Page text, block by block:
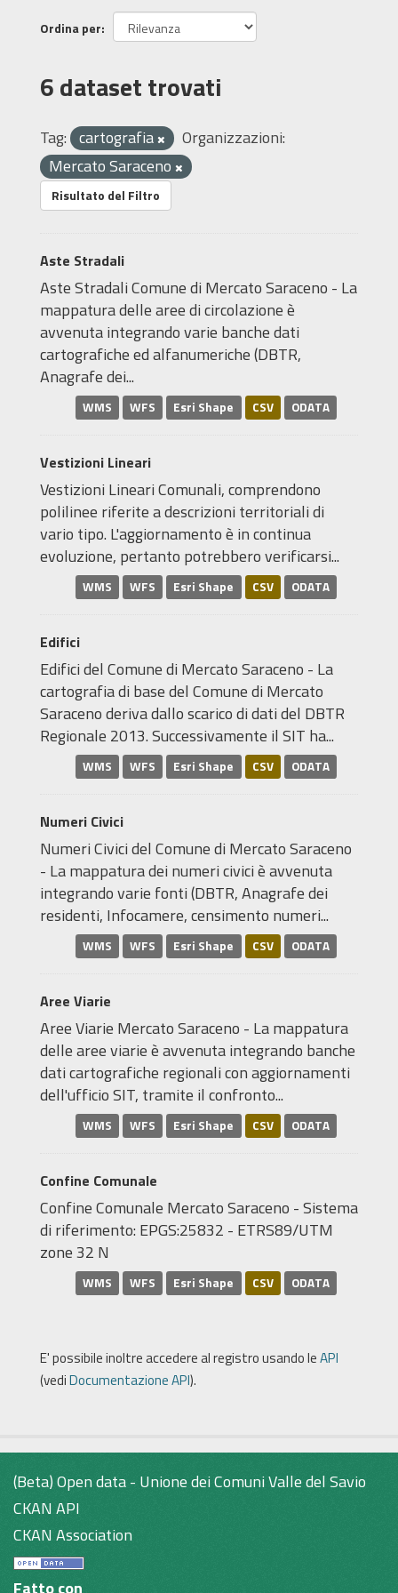
Ordina per
6 dataset trovati
Tag: cartografia
Organizzazioni:
Mercato Saraceno
Risultato del Filtro
Aste Stradali
Aste Stradali Comune di Mercato Saraceno - La
mappatura delle aree di circolazione è
avvenuta integrando varie banche dati
cartografiche ed alfanumeriche (DBTR,
Anagrafe dei...
WMS WFS Esri Shape CSV ODATA
Vestizioni Lineari
Vestizioni Lineari Comunali, comprendono
polilinee riferite a descrizioni territoriali di
vario tipo. L'aggiornamento è in continua
evoluzione, pertanto potrebbero verificarsi...
WMS WFS Esri Shape CSV ODATA
Edifici
Edifici del Comune di Mercato Saraceno - La
cartografia di base del Comune di Mercato
Saraceno deriva dallo scarico di dati del DBTR
Regionale 2013. Successivamente il SIT ha...
WMS WFS Esri Shape CSV ODATA
Numeri Civici
Numeri Civici del Comune di Mercato Saraceno
- La mappatura dei numeri civici è avvenuta
integrando varie fonti (DBTR, Anagrafe dei
residenti, Infocamere, censimento numeri...
WMS WFS Esri Shape CSV ODATA
Aree Viarie
Aree Viarie Mercato Saraceno - La mappatura
delle aree viarie è avvenuta integrando banche
dati cartografiche regionali con aggiornamenti
dell'ufficio SIT, tramite il confronto...
WMS WFS Esri Shape CSV ODATA
Confine Comunale
Confine Comunale Mercato Saraceno - Sistema
di riferimento: EPGS:25832 - ETRS89/UTM
zone 32 N
WMS WFS Esri Shape CSV ODATA
E' possibile inoltre accedere al registro usando leAPI
(vediDocumentazione API).
(Beta) Open data - Unione dei Comuni Valle del Savio
CKAN API
CKAN Association
Fatto con